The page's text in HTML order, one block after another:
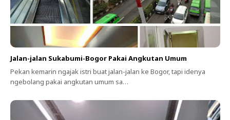
Jalan-jalan Sukabumi-Bogor Pakai Angkutan Umum
Pekan kemarin ngajak istri buat jalan-jalan ke Bogor, tapi idenya
ngebolang pakai angkutan umum sa…